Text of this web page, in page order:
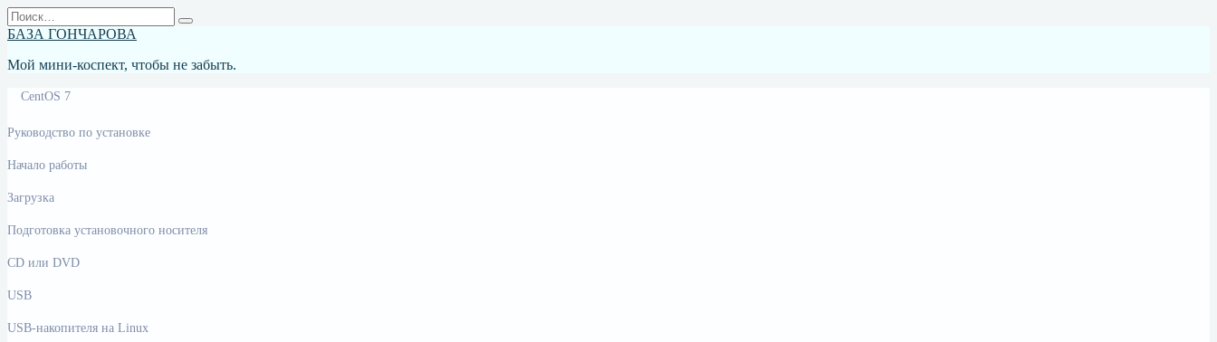
Перейти
к
Search
for:
БАЗА ГОНЧАРОВА
Мой мини-коспект, чтобы не забыть.
CentOS 7
Руководство по установке
Начало работы
Загрузка
Подготовка установочного носителя
CD или DVD
USB
USB-накопителя на Linux